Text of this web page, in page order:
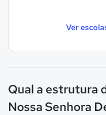
Ver
Qual a estrutura
Nossa Senhora